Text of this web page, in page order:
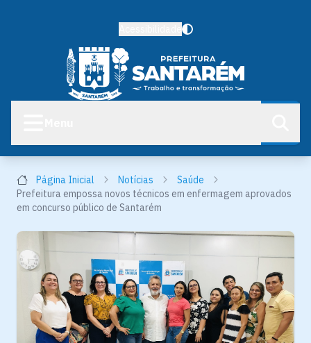
Página Inicial Notícias
Saúde
Prefeitura empossa novos técnicos em enfermagem aprovados
em concurso público de Santarém